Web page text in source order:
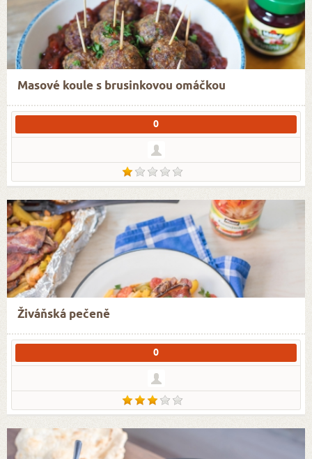
Masové koule s brusinkovou omáčkou
0
Živáňská pečeně
0